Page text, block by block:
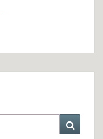
LA SUITE